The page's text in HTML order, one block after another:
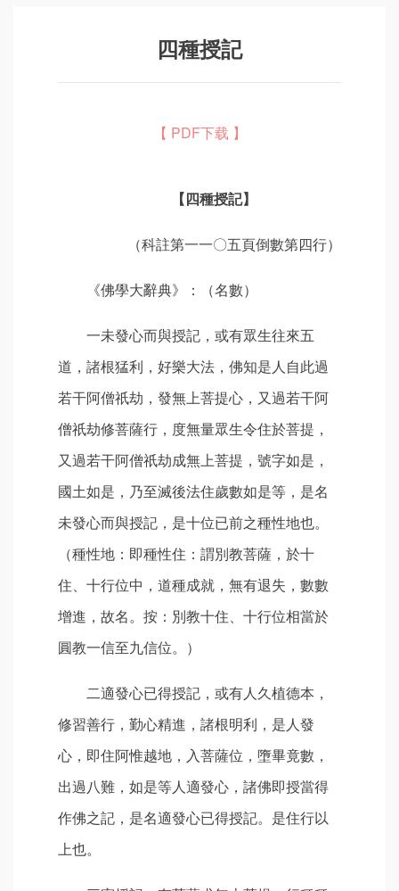
四種授記
【 PDF下载 】
【四種授記】
（科註第一一〇五頁倒數第四行）
《佛學大辭典》：（名數）
一未發心而與授記，或有眾生往來五
道，諸根猛利，好樂大法，佛知是人自此過
若干阿僧祇劫，發無上菩提心，又過若干阿
僧祇劫修菩薩行，度無量眾生令住於菩提，
又過若干阿僧祇劫成無上菩提，號字如是，
國土如是，乃至滅後法住歲數如是等，是名
未發心而與授記，是十位已前之種性地也。
（種性地：即種性住：謂別教菩薩，於十
住、十行位中，道種成就，無有退失，數數
增進，故名。按：別教十住、十行位相當於
圓教一信至九信位。）
二適發心已得授記，或有人久植德本，
修習善行，勤心精進，諸根明利，是人發
心，即住阿惟越地，入菩薩位，墮畢竟數，
出過八難，如是等人適發心，諸佛即授當得
作佛之記，是名適發心已得授記。是住行以
上也。